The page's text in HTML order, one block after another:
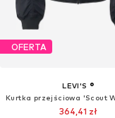
OFERTA
LEVI'S ®
364,41 zł